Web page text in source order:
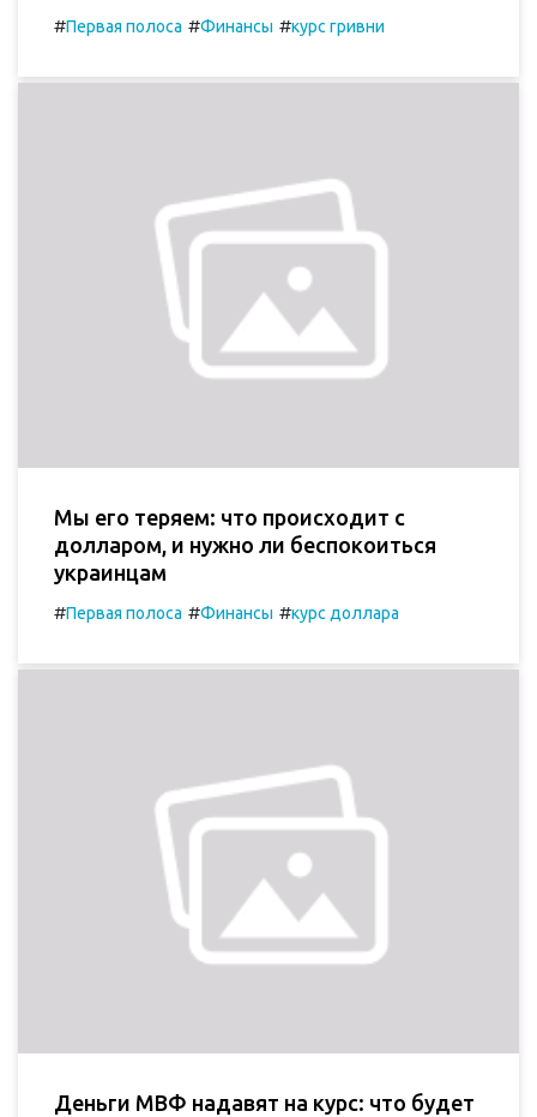
#Первая полоса #Финансы #курс гривни
Мы его теряем: что происходит с
долларом, и нужно ли беспокоиться
украинцам
#Первая полоса #Финансы #курс доллара
Деньги МВФ надавят на курс: что будет